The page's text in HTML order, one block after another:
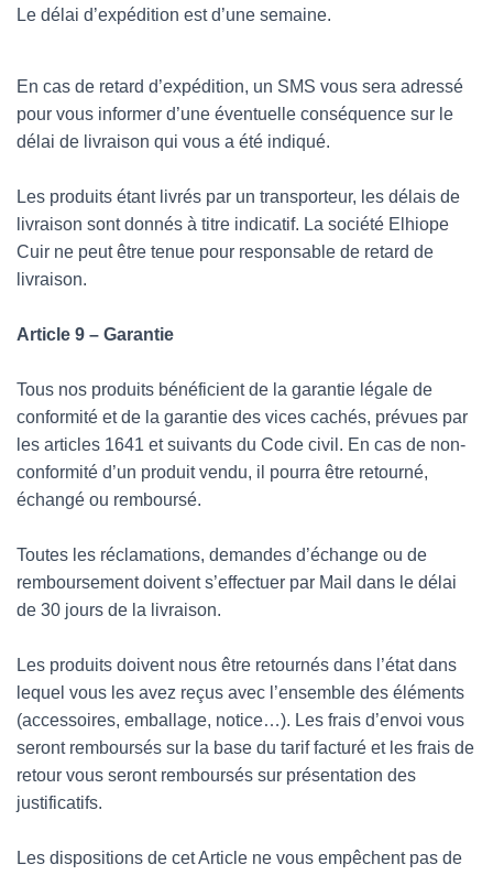
Le délai d’expédition est d’une semaine.
En cas de retard d’expédition, un SMS vous sera adressé
pour vous informer d’une éventuelle conséquence sur le
délai de livraison qui vous a été indiqué.
Les produits étant livrés par un transporteur, les délais de
livraison sont donnés à titre indicatif. La société Elhiope
Cuir ne peut être tenue pour responsable de retard de
livraison.
Article 9 – Garantie
Tous nos produits bénéficient de la garantie légale de
conformité et de la garantie des vices cachés, prévues par
les articles 1641 et suivants du Code civil. En cas de non-
conformité d’un produit vendu, il pourra être retourné,
échangé ou remboursé.
Toutes les réclamations, demandes d’échange ou de
remboursement doivent s’effectuer par Mail dans le délai
de 30 jours de la livraison.
Les produits doivent nous être retournés dans l’état dans
lequel vous les avez reçus avec l’ensemble des éléments
(accessoires, emballage, notice…). Les frais d’envoi vous
seront remboursés sur la base du tarif facturé et les frais de
retour vous seront remboursés sur présentation des
justificatifs.
Les dispositions de cet Article ne vous empêchent pas de